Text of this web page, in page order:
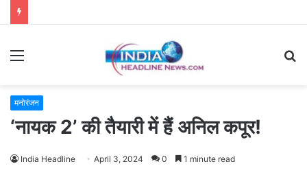
Menu
मनोरंजन
‘नायक 2’ की तैयारी में हैं अनिल कपूर!
India Headline April 3, 2024 0 1 minute read